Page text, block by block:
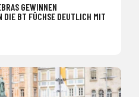
GEWINNEN
DIE BT FÜCHSE DEUTLICH MIT